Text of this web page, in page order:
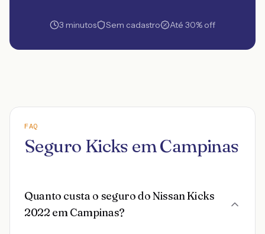
3 minutos Sem cadastro Até 30% off
FAQ
Seguro Kicks em Campinas
Quanto custa o seguro do Nissan Kicks
2022 em Campinas?